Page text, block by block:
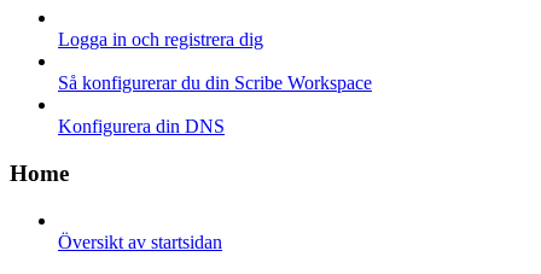
Logga in och registrera dig
Så konfigurerar du din Scribe Workspace
Konfigurera din DNS
Home
Översikt av startsidan